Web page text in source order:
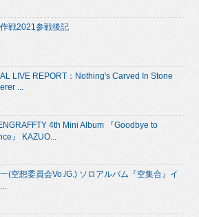
戦2021参戦後記
LIVE REPORT：Nothing's Carved In Stone
...
4th Mini Album 『Goodbye to
』 KAZUO...
(空想委員会Vo./G.) ソロアルバム『空集合』イ